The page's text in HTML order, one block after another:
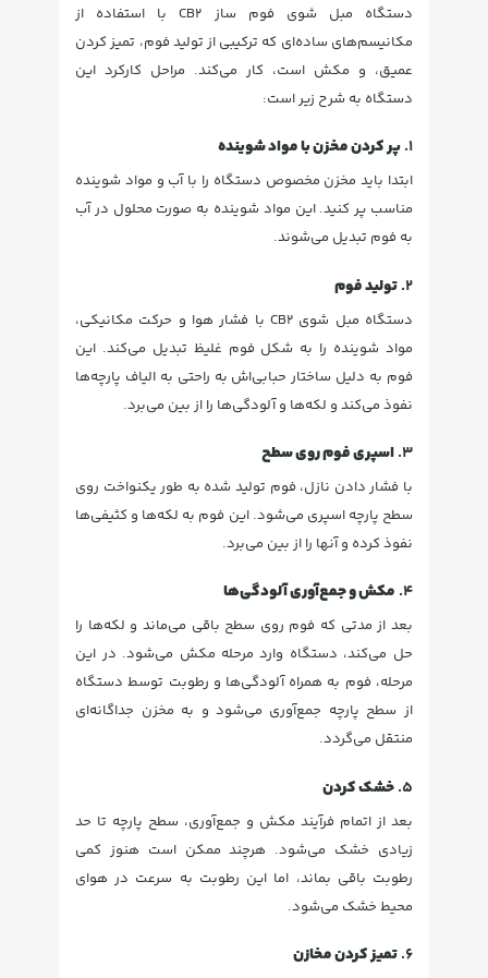
دستگاه مبل شوی فوم ساز CB2 با استفاده از
مکانیسم‌های ساده‌ای که ترکیبی از تولید فوم، تمیز کردن
عمیق، و مکش است، کار می‌کند. مراحل کارکرد این
دستگاه به شرح زیر است:
1. پر کردن مخزن با مواد شوینده
ابتدا باید مخزن مخصوص دستگاه را با آب و مواد شوینده
مناسب پر کنید. این مواد شوینده به صورت محلول در آب
به فوم تبدیل می‌شوند.
2. تولید فوم
دستگاه مبل شوی CB2 با فشار هوا و حرکت مکانیکی،
مواد شوینده را به شکل فوم غلیظ تبدیل می‌کند. این
فوم به دلیل ساختار حبابی‌اش به راحتی به الیاف پارچه‌ها
نفوذ می‌کند و لکه‌ها و آلودگی‌ها را از بین می‌برد.
3. اسپری فوم روی سطح
با فشار دادن نازل، فوم تولید شده به طور یکنواخت روی
سطح پارچه اسپری می‌شود. این فوم به لکه‌ها و کثیفی‌ها
نفوذ کرده و آنها را از بین می‌برد.
4. مکش و جمع‌آوری آلودگی‌ها
بعد از مدتی که فوم روی سطح باقی می‌ماند و لکه‌ها را
حل می‌کند، دستگاه وارد مرحله مکش می‌شود. در این
مرحله، فوم به همراه آلودگی‌ها و رطوبت توسط دستگاه
از سطح پارچه جمع‌آوری می‌شود و به مخزن جداگانه‌ای
منتقل می‌گردد.
5. خشک کردن
بعد از اتمام فرآیند مکش و جمع‌آوری، سطح پارچه تا حد
زیادی خشک می‌شود. هرچند ممکن است هنوز کمی
رطوبت باقی بماند، اما این رطوبت به سرعت در هوای
محیط خشک می‌شود.
6. تمیز کردن مخازن